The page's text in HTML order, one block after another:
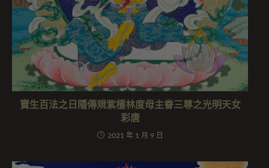
寶生百法之日隱傳規紫檀林度母主眷三尊之光明天女
彩唐
2021 年 1 月 9 日